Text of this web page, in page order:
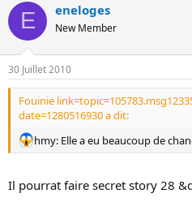
E eneloges
New Member
30 Juillet 2010
Fouinie
date=1280516930 a dit:
hmy: Elle a eu beaucoup de
Il pourrat faire secret story 28